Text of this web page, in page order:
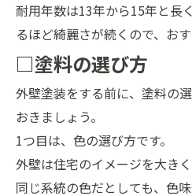
耐用年数は13年から15年と長
るほど綺麗さが続くので、おす
□塗料の選び方
外壁塗装をする前に、塗料の
おきましょう。
1つ目は、色の選び方です。
外壁は住宅のイメージを大きく
同じ系統の色だとしても、色